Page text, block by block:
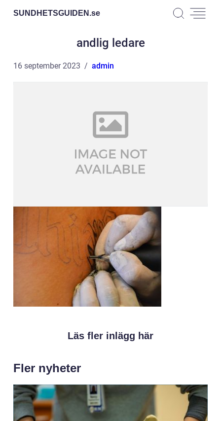
SUNDHETSGUIDEN.se
andlig ledare
16 september 2023 admin
Läs fler inlägg här
Fler nyheter